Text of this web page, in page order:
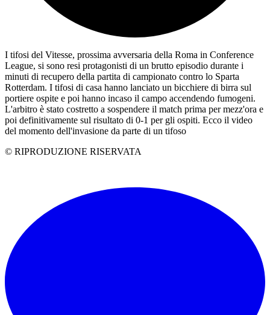
I tifosi del Vitesse, prossima avversaria della Roma in Conference
League, si sono resi protagonisti di un brutto episodio durante i
minuti di recupero della partita di campionato contro lo Sparta
Rotterdam. I tifosi di casa hanno lanciato un bicchiere di birra sul
portiere ospite e poi hanno incaso il campo accendendo fumogeni.
L'arbitro è stato costretto a sospendere il match prima per mezz'ora e
poi definitivamente sul risultato di 0-1 per gli ospiti. Ecco il video
del momento dell'invasione da parte di un tifoso
© RIPRODUZIONE RISERVATA